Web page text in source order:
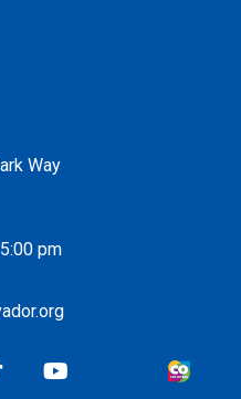
Way
pm